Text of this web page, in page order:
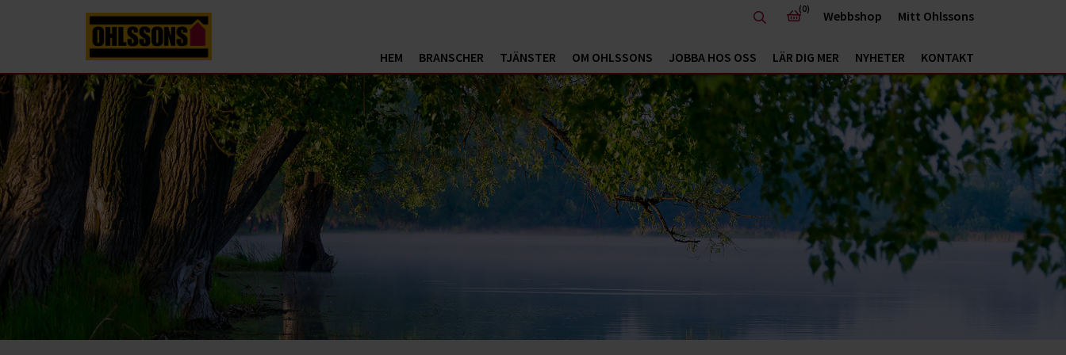
HEM BRANSCHER TJÄNSTER OM OHLSSONS JOBBA HOS OSS LÄR DIG MER NYHETER KONTAKT
(0) Webbshop Mitt Ohlssons